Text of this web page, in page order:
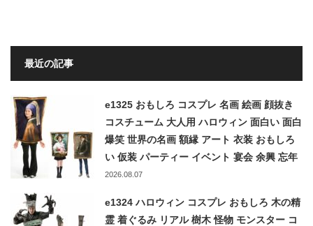
最近の記事
e1325 おもしろ コスプレ 名画 絵画 顔抜き
コスチューム 大人用 ハロウィン 面白い 面白
爆笑 世界の名画 額縁 アート 衣装 おもしろ
い 仮装 パーティー イベント 宴会 余興 忘年
会 出し物 ネタ ウケる
2026.08.07
e1324 ハロウィン コスプレ おもしろ 木の精
霊 着ぐるみ リアル 樹木 怪物 モンスター コ